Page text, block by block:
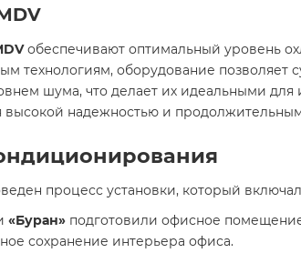
обеспечивают оптимальный уровень
технологиям, оборудование позволяет
шума, что делает их идеальными для
высокой надежностью и
процесс установки, который
«Буран» подготовили офисное
сохранение интерьера офиса.